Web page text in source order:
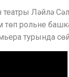
театры Ләйлә
рольне
турында